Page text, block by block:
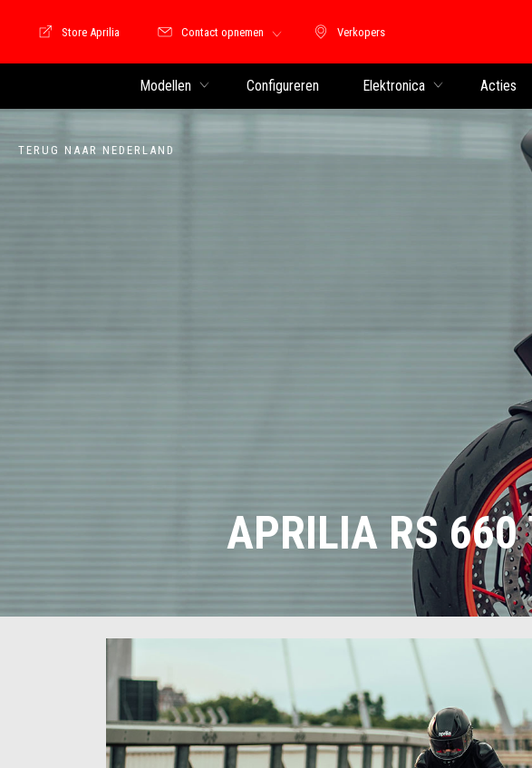
Verkopers
Verkopers
Store Motoguzzi
Store Aprilia Contact opnemen
Modellen Configureren Elektronica Acties
TERUG NAAR NEDERLAND
APRILIA RS 660